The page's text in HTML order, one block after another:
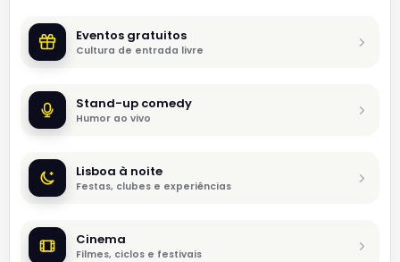
Eventos gratuitos
Cultura de entrada livre
Stand-up comedy
Humor ao vivo
Lisboa à noite
Festas, clubes e experiências
Cinema
Filmes, ciclos e festivais